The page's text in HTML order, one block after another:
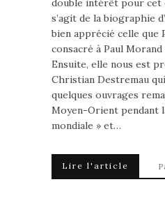
double intérêt pour cet
s’agit de la biographie
bien apprécié celle que
consacré à Paul
Ensuite, elle nous est
Christian Destremau
quelques ouvrages
Moyen-Orient pendant
mondiale » et…
Lire l'article